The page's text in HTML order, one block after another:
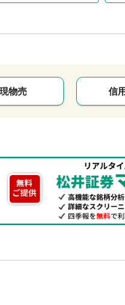
現物売 信